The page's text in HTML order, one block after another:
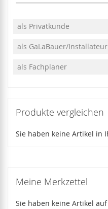
als Privatkunde
als GaLaBauer/Installateur
als Fachplaner
Produkte vergleichen
Sie haben keine Artikel in
Meine Merkzettel
Sie haben keine Artikel